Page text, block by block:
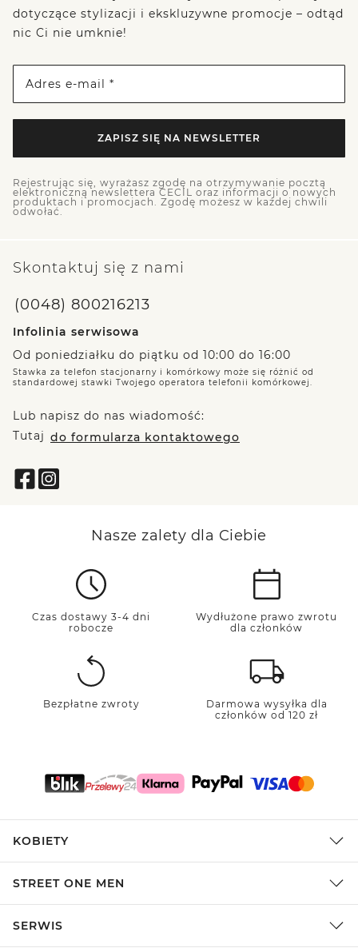
dotyczące stylizacji i ekskluzywne promocje – odtąd
nic Ci nie umknie!
Adres e-mail *
ZAPISZ SIĘ NA NEWSLETTER
Rejestrując się, wyrażasz zgodę na otrzymywanie pocztą
elektroniczną newslettera CECIL oraz informacji o nowych
produktach i promocjach. Zgodę możesz w każdej chwili
odwołać.
Skontaktuj się z nami
(0048) 800216213
Infolinia serwisowa
Od poniedziałku do piątku od 10:00 do 16:00
Stawka za telefon stacjonarny i komórkowy może się różnić od
standardowej stawki Twojego operatora telefonii komórkowej.
Lub napisz do nas wiadomość:
Tutaj do formularza kontaktowego
Nasze zalety dla Ciebie
Czas dostawy 3-4 dni
robocze
Wydłużone prawo zwrotu
dla członków
Bezpłatne zwroty
Darmowa wysyłka dla
członków od 120 zł
KOBIETY
STREET ONE MEN
SERWIS